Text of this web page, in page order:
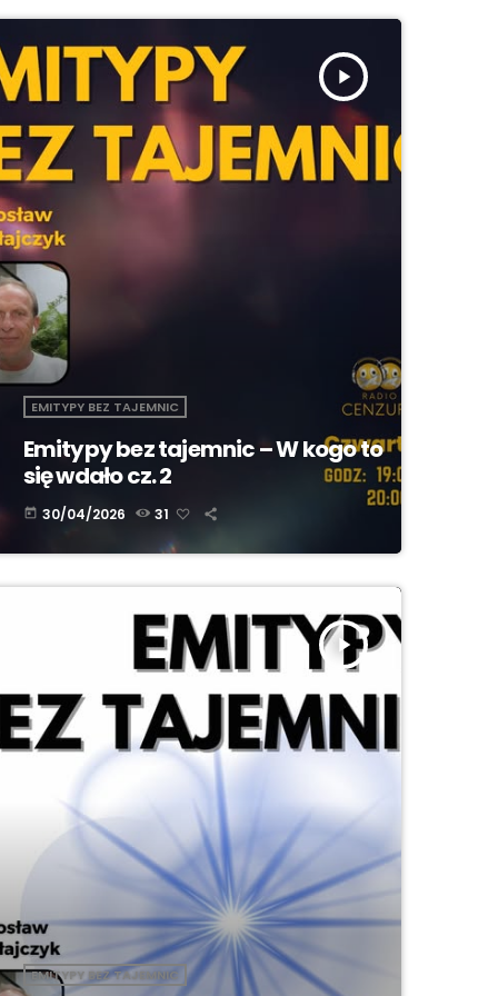
play_arrow
EMITYPY BEZ TAJEMNIC
Emitypy bez tajemnic – W kogo to
się wdało cz. 2
today 30/04/2026 31
play_arrow
EMITYPY BEZ TAJEMNIC